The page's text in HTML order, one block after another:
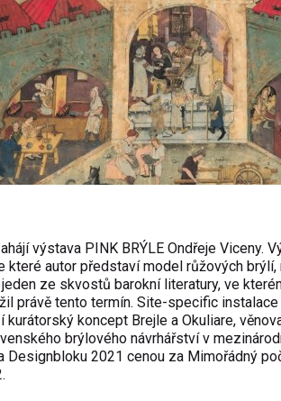
výstava PINK BRÝLE Ondřeje Viceny.
které autor představí model růžových
ze skvostů barokní literatury, ve
právě tento termín. Site-specific instalace
kurátorský koncept Brejle a Okuliare,
brýlového návrhářství v
Designbloku 2021 cenou za Mimořádný